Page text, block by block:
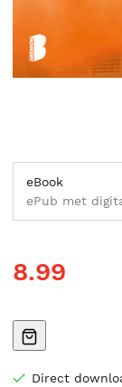
eBook
ePub met
8.99
Direct